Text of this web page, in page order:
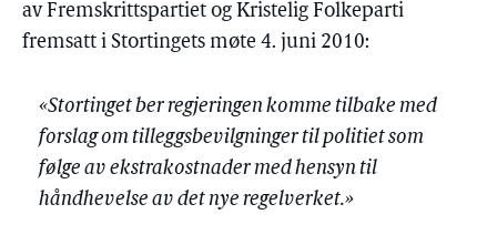
av Fremskrittspartiet og Kristelig Folkeparti
fremsatt i Stortingets møte 4. juni 2010:
«Stortinget ber regjeringen komme tilbake med
forslag om tilleggsbevilgninger til politiet som
følge av ekstrakostnader med hensyn til
håndhevelse av det nye regelverket.»